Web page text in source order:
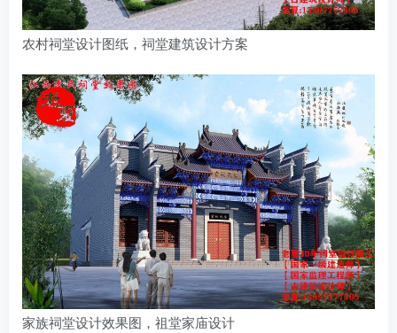
农村祠堂设计图纸，祠堂建筑设计方案
家族祠堂设计效果图，祖堂家庙设计